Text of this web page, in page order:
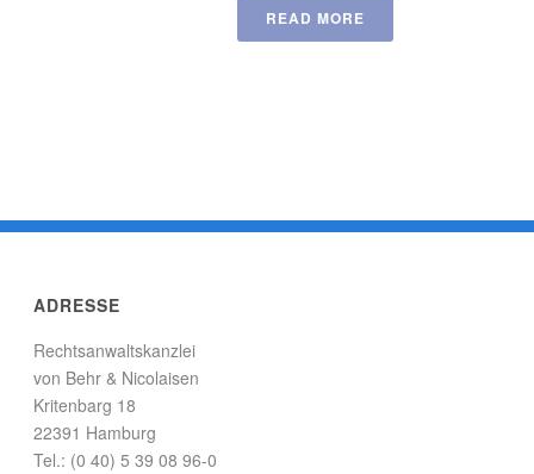
READ MORE
ADRESSE
Rechtsanwaltskanzlei
von Behr & Nicolaisen
Kritenbarg 18
22391 Hamburg
Tel.: (0 40) 5 39 08 96-0